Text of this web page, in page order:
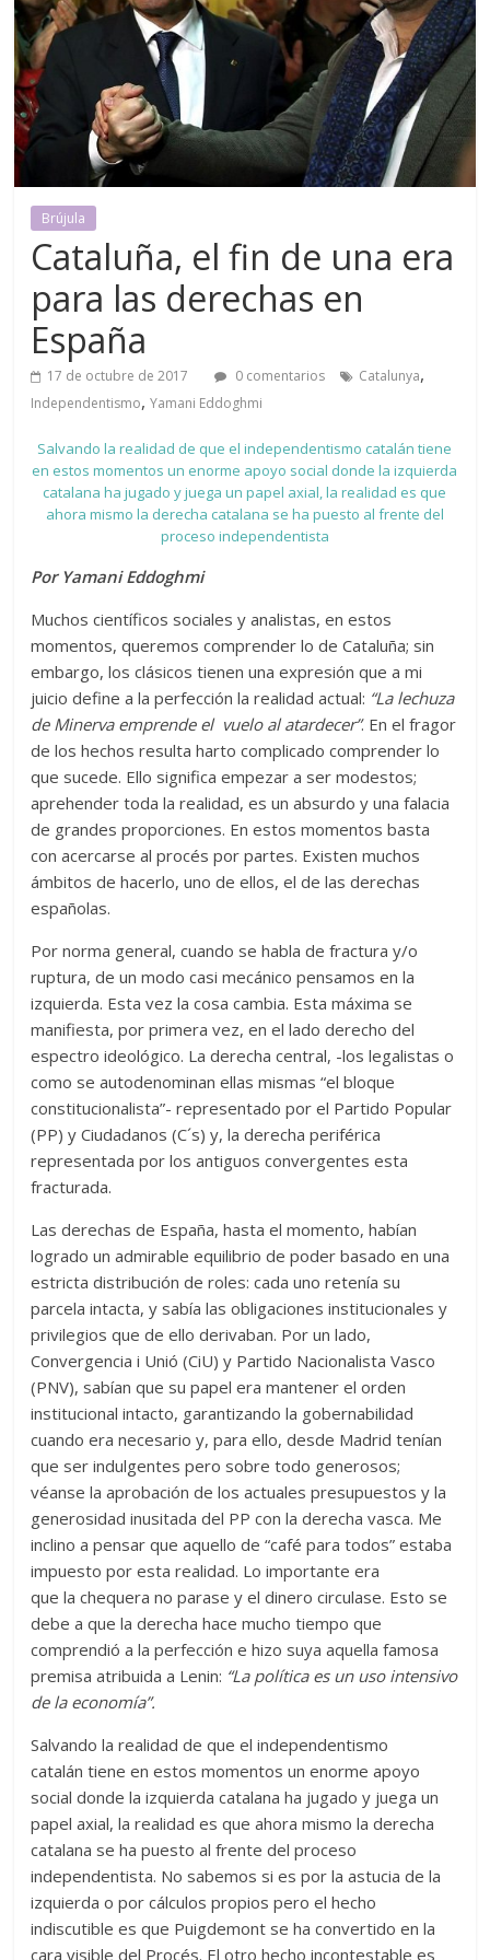
Brújula
Cataluña, el fin de una era
para las derechas en
España
17 de octubre de 2017 0 comentarios Catalunya,
Independentismo,Yamani Eddoghmi
Salvando la realidad de que el independentismo catalán tiene
en estos momentos un enorme apoyo social donde la izquierda
catalana ha jugado y juega un papel axial, la realidad es que
ahora mismo la derecha catalana se ha puesto al frente del
proceso independentista
Por Yamani Eddoghmi
Muchos científicos sociales y analistas, en estos
momentos, queremos comprender lo de Cataluña; sin
embargo, los clásicos tienen una expresión que a mi
juicio define a la perfección la realidad actual: “La lechuza
de Minerva emprende el vuelo al atardecer”. En el fragor
de los hechos resulta harto complicado comprender lo
que sucede. Ello significa empezar a ser modestos;
aprehender toda la realidad, es un absurdo y una falacia
de grandes proporciones. En estos momentos basta
con acercarse al procés por partes. Existen muchos
ámbitos de hacerlo, uno de ellos, el de las derechas
españolas.
Por norma general, cuando se habla de fractura y/o
ruptura, de un modo casi mecánico pensamos en la
izquierda. Esta vez la cosa cambia. Esta máxima se
manifiesta, por primera vez, en el lado derecho del
espectro ideológico. La derecha central, -los legalistas o
como se autodenominan ellas mismas “el bloque
constitucionalista”- representado por el Partido Popular
(PP) y Ciudadanos (C´s) y, la derecha periférica
representada por los antiguos convergentes esta
fracturada.
Las derechas de España, hasta el momento, habían
logrado un admirable equilibrio de poder basado en una
estricta distribución de roles: cada uno retenía su
parcela intacta, y sabía las obligaciones institucionales y
privilegios que de ello derivaban. Por un lado,
Convergencia i Unió (CiU) y Partido Nacionalista Vasco
(PNV), sabían que su papel era mantener el orden
institucional intacto, garantizando la gobernabilidad
cuando era necesario y, para ello, desde Madrid tenían
que ser indulgentes pero sobre todo generosos;
véanse la aprobación de los actuales presupuestos y la
generosidad inusitada del PP con la derecha vasca. Me
inclino a pensar que aquello de “café para todos” estaba
impuesto por esta realidad. Lo importante era
que la chequera no parase y el dinero circulase. Esto se
debe a que la derecha hace mucho tiempo que
comprendió a la perfección e hizo suya aquella famosa
premisa atribuida a Lenin: “La política es un uso intensivo
de la economía”.
Salvando la realidad de que el independentismo
catalán tiene en estos momentos un enorme apoyo
social donde la izquierda catalana ha jugado y juega un
papel axial, la realidad es que ahora mismo la derecha
catalana se ha puesto al frente del proceso
independentista. No sabemos si es por la astucia de la
izquierda o por cálculos propios pero el hecho
indiscutible es que Puigdemont se ha convertido en la
cara visible del Procés. El otro hecho incontestable es